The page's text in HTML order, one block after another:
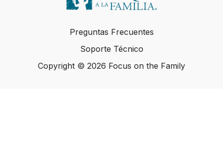
Preguntas Frecuentes
Soporte Técnico
Copyright © 2026 Focus on the Family